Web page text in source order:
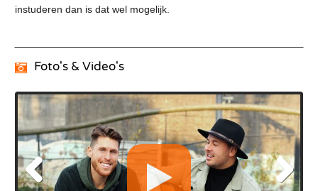
instuderen dan is dat wel mogelijk.
Foto's & Video's